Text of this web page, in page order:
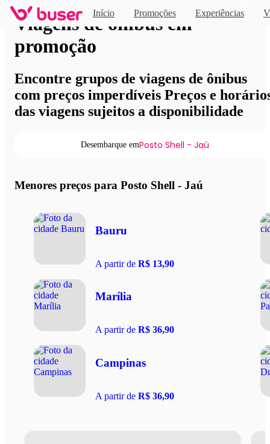
Início Promoções Experiências
Viagens de ônibus em
promoção
Encontre grupos de viagens de ônibus
com preços imperdíveis Preços e
das viagens sujeitos a disponibilidade
Desembarque emPosto Shell - Jaú
Menores preços para Posto Shell - Jaú
Bauru
A partir de R$ 13,90
Marília
A partir de R$ 36,90
Campinas
A partir de R$ 36,90